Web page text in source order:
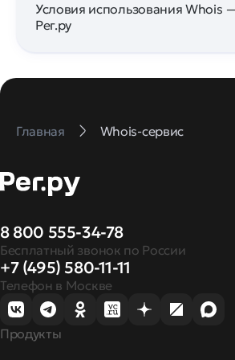
Условия использования Whois
Рег.ру
Главная Whois-сервис
8 800 555-34-78
Бесплатный звонок по России
+7 (495) 580-11-11
Телефон в Москве
Продукты